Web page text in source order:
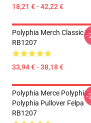
18,21 € - 42,22 €
Polyphia Merch Classic
RB1207
33,94 € - 38,18 €
-
Polyphia Merce Polyphia
Polyphia Pullover Felpa
RB1207
-